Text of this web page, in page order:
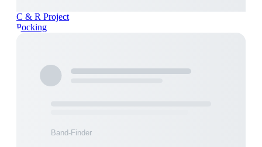
C & R Project
Pocking